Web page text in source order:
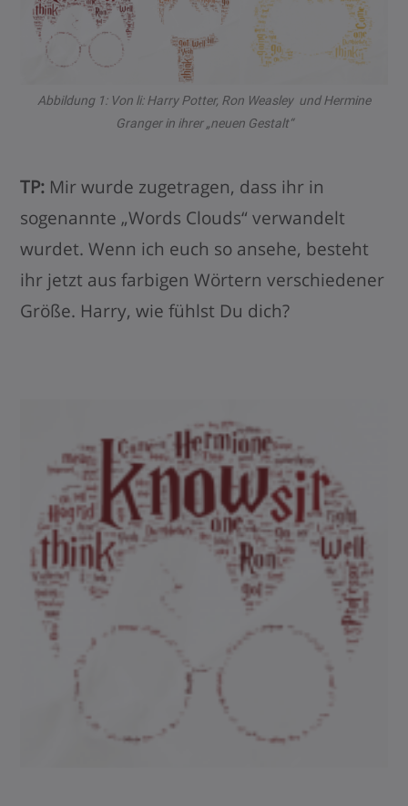
Abbildung 1: Von li: Harry Potter, Ron Weasley und Hermine
Granger in ihrer „neuen Gestalt“
TP: Mir wurde zugetragen, dass ihr in
sogenannte „Words Clouds“ verwandelt
wurdet. Wenn ich euch so ansehe, besteht
ihr jetzt aus farbigen Wörtern verschiedener
Größe. Harry, wie fühlst Du dich?